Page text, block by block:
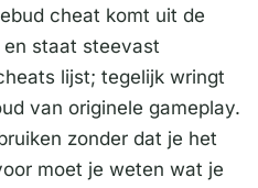
cheat komt uit de
staat steevast
lijst; tegelijk wringt
van originele gameplay.
zonder dat je het
moet je weten wat je